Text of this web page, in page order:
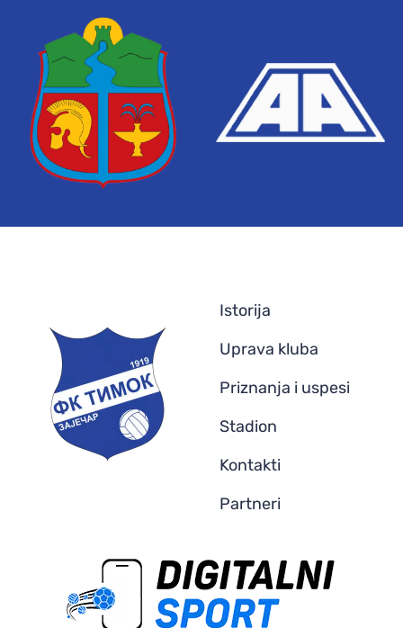
Istorija
Uprava kluba
Priznanja i uspesi
Stadion
Kontakti
Partneri